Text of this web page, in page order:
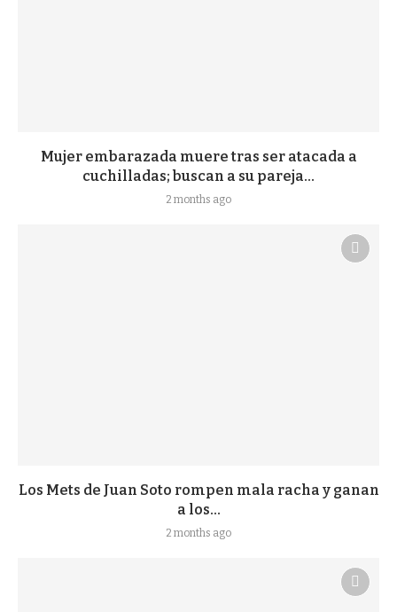
Mujer embarazada muere tras ser atacada a
cuchilladas; buscan a su pareja...
2 months ago
Los Mets de Juan Soto rompen mala racha y ganan
a los...
2 months ago